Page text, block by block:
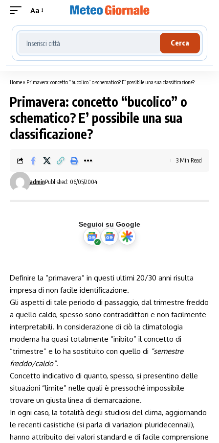
Aa
Cerca località meteo
Cerca
Home» Primavera: concetto “bucolico” o schematico? E’ possibile una sua classificazione?
Primavera: concetto “bucolico” o
schematico? E’ possibile una sua
classificazione?
adminPublished: 06/05/2004
3 Min Read
Seguici su Google
Definire la “primavera” in questi ultimi 20/30 anni risulta
impresa di non facile identificazione.
Gli aspetti di tale periodo di passaggio, dal trimestre freddo
a quello caldo, spesso sono contraddittori e non facilmente
interpretabili. In considerazione di ciò la climatologia
moderna ha quasi totalmente “inibito” il concetto di
“trimestre” e lo ha sostituito con quello di “semestre
freddo/caldo”.
Concetto indicativo di quanto, spesso, si presentino delle
situazioni “limite” nelle quali è pressoché impossibile
trovare un giusta linea di demarcazione.
In ogni caso, la totalità degli studiosi del clima, aggiornando
le recenti casistiche (si parla di variazioni pluridecennali),
hanno attribuito dei valori standard e di facile comprensione